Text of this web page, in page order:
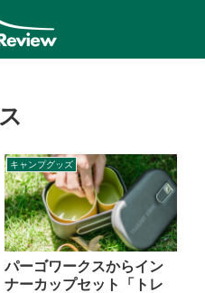
キャンプグッズ
パーゴワークスからイン
ナーカップセット「トレ